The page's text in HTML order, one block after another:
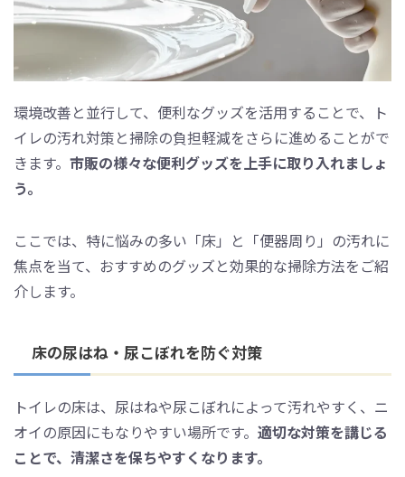
環境改善と並行して、便利なグッズを活用することで、ト
イレの汚れ対策と掃除の負担軽減をさらに進めることがで
きます。 市販の様々な便利グッズを上手に取り入れましょ
う。
ここでは、特に悩みの多い「床」と「便器周り」の汚れに
焦点を当て、おすすめのグッズと効果的な掃除方法をご紹
介します。
床の尿はね・尿こぼれを防ぐ対策
トイレの床は、尿はねや尿こぼれによって汚れやすく、ニ
オイの原因にもなりやすい場所です。 適切な対策を講じる
ことで、清潔さを保ちやすくなります。